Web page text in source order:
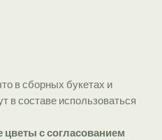
в сборных букетах и
в составе использоваться
цветы с согласованием